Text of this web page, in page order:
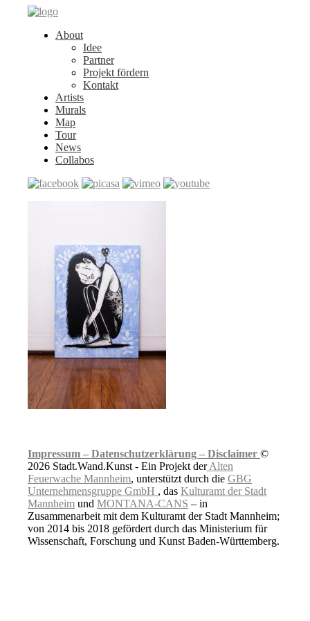
About
Idee
Partner
Projekt fördern
Kontakt
Artists
Murals
Map
Tour
News
Collabos
Impressum – Datenschutzerklärung – Disclaimer ©
2026 Stadt.Wand.Kunst - Ein Projekt derAlten
Feuerwache Mannheim, unterstützt durch die GBG
Unternehmensgruppe GmbH , das Kulturamt der Stadt
Mannheim und MONTANA-CANS – in
Zusammenarbeit mit dem Kulturamt der Stadt Mannheim;
von 2014 bis 2018 gefördert durch das Ministerium für
Wissenschaft, Forschung und Kunst Baden-Württemberg.